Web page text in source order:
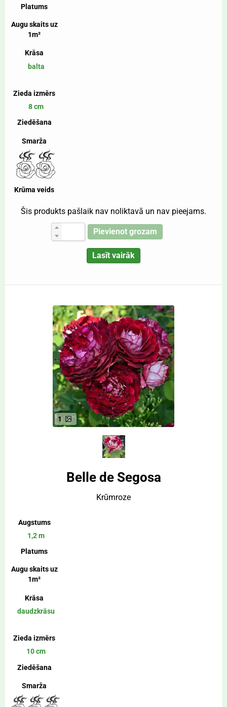
Platums
Augu skaits uz
1m²
Krāsa
balta
Zieda izmērs
8 cm
Ziedēšana
Smarža
Krūma veids
Šis produkts pašlaik nav noliktavā un nav pieejams.
Pievienot grozam
Lasīt vairāk
1
Belle de Segosa
Krūmroze
Augstums
1,2 m
Platums
Augu skaits uz
1m²
Krāsa
daudzkrāsu
Zieda izmērs
10 cm
Ziedēšana
Smarža